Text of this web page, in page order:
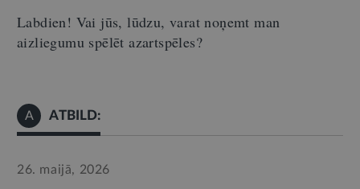
Labdien! Vai jūs, lūdzu, varat noņemt man
aizliegumu spēlēt azartspēles?
A ATBILD:
26. maijā, 2026